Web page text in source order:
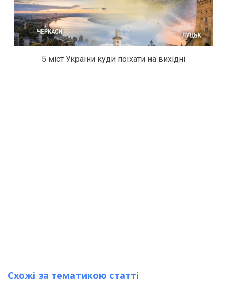
5 міст України куди поїхати на вихідні
Схожі за тематикою статті